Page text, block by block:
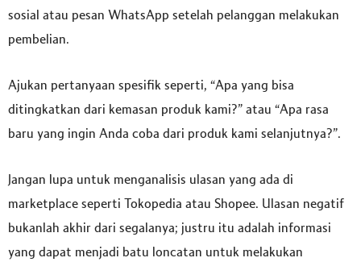
sosial atau pesan WhatsApp setelah pelanggan melakukan
pembelian.
Ajukan pertanyaan spesifik seperti, “Apa yang bisa
ditingkatkan dari kemasan produk kami?” atau “Apa rasa
baru yang ingin Anda coba dari produk kami selanjutnya?”.
Jangan lupa untuk menganalisis ulasan yang ada di
marketplace seperti Tokopedia atau Shopee. Ulasan negatif
bukanlah akhir dari segalanya; justru itu adalah informasi
yang dapat menjadi batu loncatan untuk melakukan